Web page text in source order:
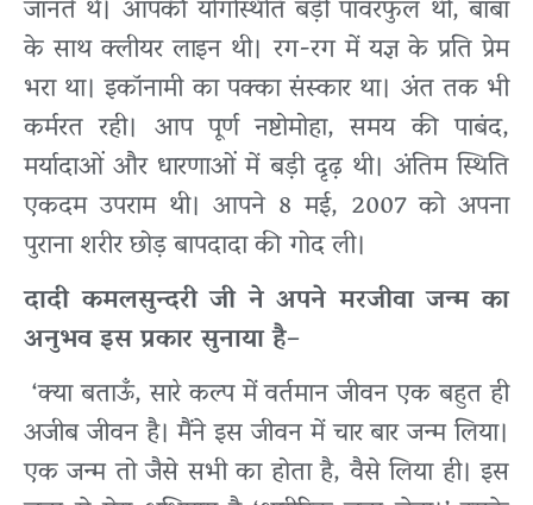
जानते थे। आपकी योगस्थिति बड़ी पावरफुल थी, बाबा
के साथ क्लीयर लाइन थी। रग-रग में यज्ञ के प्रति प्रेम
भरा था। इकॉनामी का पक्का संस्कार था। अंत तक भी
कर्मरत रही। आप पूर्ण नष्टोमोहा, समय की पाबंद,
मर्यादाओं और धारणाओं में बड़ी दृढ़ थी। अंतिम स्थिति
एकदम उपराम थी। आपने 8 मई, 2007 को अपना
पुराना शरीर छोड़ बापदादा की गोद ली।
दादी कमलसुन्दरी जी ने अपने मरजीवा जन्म का
अनुभव इस प्रकार सुनाया है–
‘क्या बताऊँ, सारे कल्प में वर्तमान जीवन एक बहुत ही
अजीब जीवन है। मैंने इस जीवन में चार बार जन्म लिया।
एक जन्म तो जैसे सभी का होता है, वैसे लिया ही। इस